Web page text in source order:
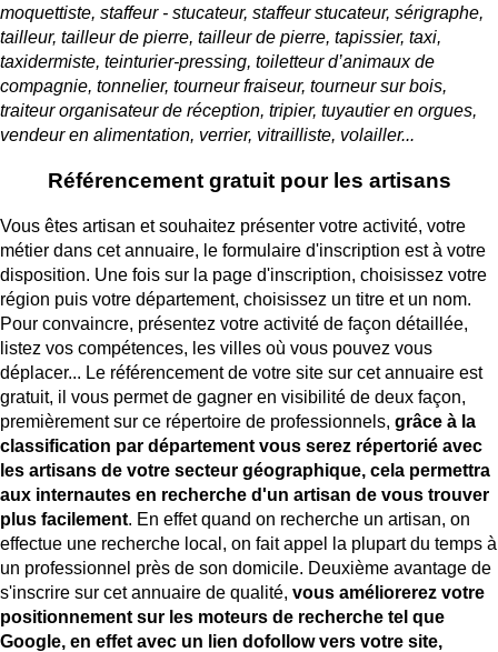
moquettiste, staffeur - stucateur, staffeur stucateur, sérigraphe,
tailleur, tailleur de pierre, tailleur de pierre, tapissier, taxi,
taxidermiste, teinturier-pressing, toiletteur d’animaux de
compagnie, tonnelier, tourneur fraiseur, tourneur sur bois,
traiteur organisateur de réception, tripier, tuyautier en orgues,
vendeur en alimentation, verrier, vitrailliste, volailler...
Référencement gratuit pour les artisans
Vous êtes artisan et souhaitez présenter votre activité, votre
métier dans cet annuaire, le formulaire d'inscription est à votre
disposition. Une fois sur la page d'inscription, choisissez votre
région puis votre département, choisissez un titre et un nom.
Pour convaincre, présentez votre activité de façon détaillée,
listez vos compétences, les villes où vous pouvez vous
déplacer... Le référencement de votre site sur cet annuaire est
gratuit, il vous permet de gagner en visibilité de deux façon,
premièrement sur ce répertoire de professionnels, grâce à la
classification par département vous serez répertorié avec
les artisans de votre secteur géographique, cela permettra
aux internautes en recherche d'un artisan de vous trouver
plus facilement. En effet quand on recherche un artisan, on
effectue une recherche local, on fait appel la plupart du temps à
un professionnel près de son domicile. Deuxième avantage de
s'inscrire sur cet annuaire de qualité, vous améliorerez votre
positionnement sur les moteurs de recherche tel que
Google, en effet avec un lien dofollow vers votre site,